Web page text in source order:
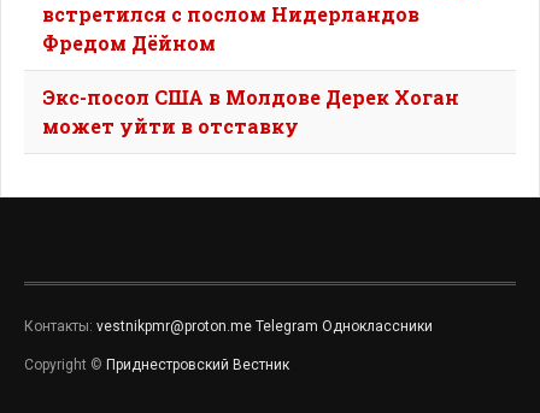
встретился с послом Нидерландов
Фредом Дёйном
Экс-посол США в Молдове Дерек Хоган
может уйти в отставку
Контакты: vestnikpmr@proton.me Telegram Одноклассники
Copyright © Приднестровский Вестник